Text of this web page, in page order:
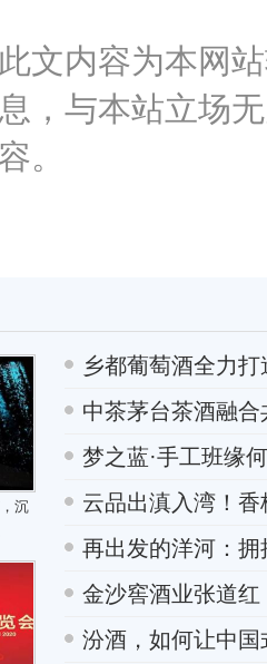
文内容为本网
，与本站立场
。
沉
乡都葡萄酒全力打
中茶茅台茶酒融
梦之蓝·手工班缘
云品出滇入湾！
再出发的洋河：
金沙窖酒业张道
汾酒，如何让中